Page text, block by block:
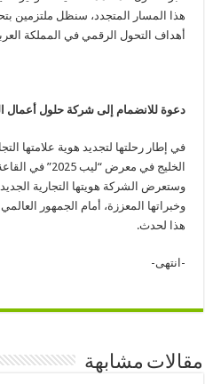
هذا المسار المتجدد، سنظل ملتزمين
أهداف التحول الرقمي في المملكة
دعوة للانضمام إلى شركة حلول أعمال
في إطار رحلتها لتجديد هوية علامتها
وستعرض الشركة هويتها التجارية
وخبراتها المعززة، أمام الجمهور
هذا لحدث.
-انتهى-
مقالات مشابهة